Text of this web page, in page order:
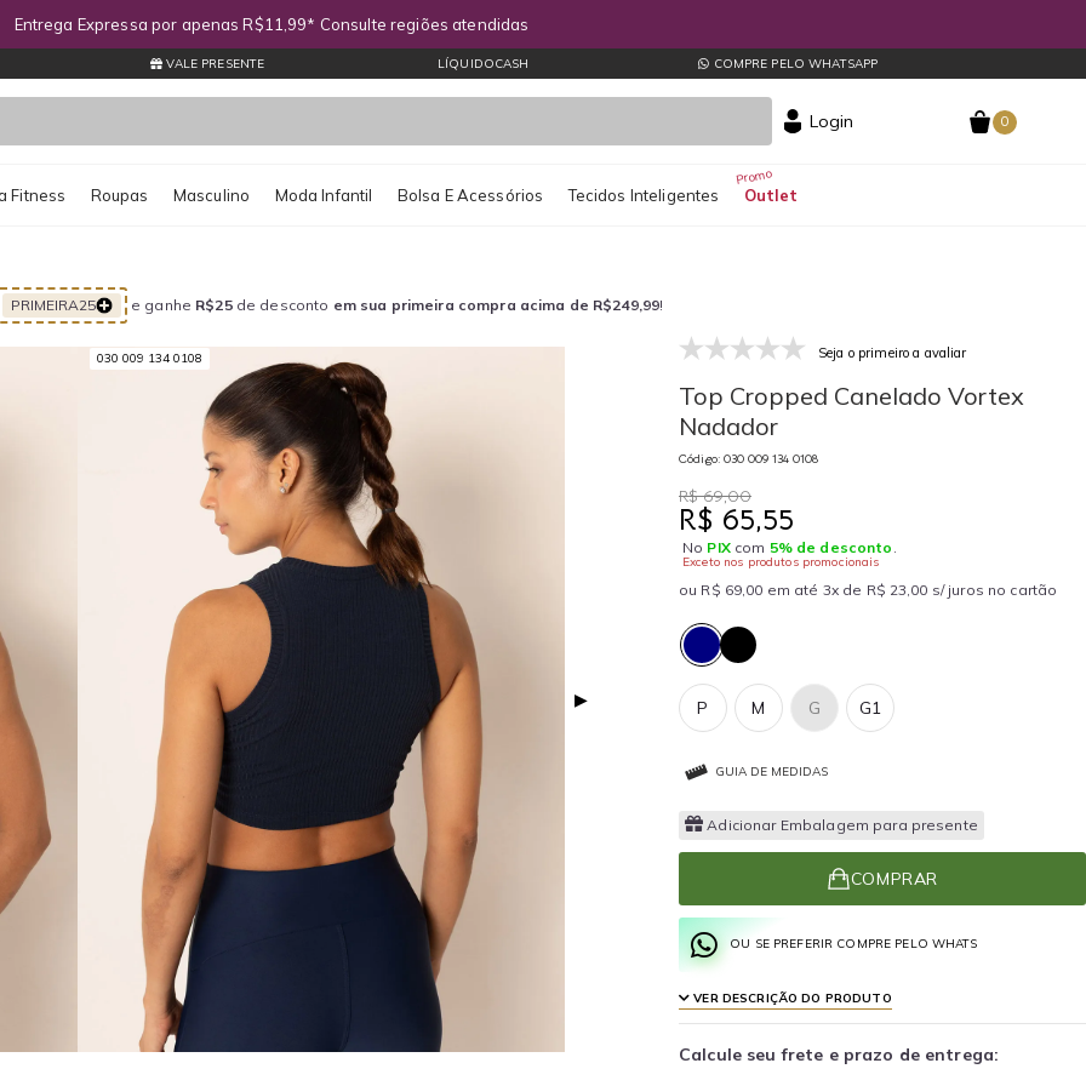
Entrega Expressa por apenas R$11,99* Consulte regiões atendidas
VALE PRESENTE LÍQUIDOCASH COMPRE PELO WHATSAPP
Login 0
Bolsa E Acessórios
Masculino Moda Infantil
Roupas
Fitness Outlet
Tecidos Inteligentes
PRIMEIRA25 e ganhe R$25de desconto em sua primeira compra acima de R$249,99!
030 009 134 0108 030 009 134 0108
▶
Seja o primeiro a avaliar
Top Cropped Canelado Vortex
Nadador
Código: 030 009 134 0108
R$ 69,00
R$ 65,55
No PIXcom 5% de desconto .
Exceto nos produtos promocionais
ou R$ 69,00 em até 3x de R$ 23,00 s/ juros no cartão
P G G1
M
GUIA DE MEDIDAS
Adicionar Embalagem para presente
COMPRAR
OU SE PREFERIR COMPRE PELO WHATS
VER DESCRIÇÃO DO PRODUTO
Calcule seu frete e prazo de entrega: